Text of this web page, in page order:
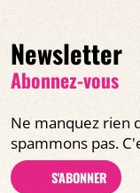
Newsletter
Abonnez-vous
Ne manquez rien
spammons pas.
S'ABONNER